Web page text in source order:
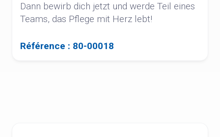
Dann bewirb dich jetzt und werde Teil eines
Teams, das Pflege mit Herz lebt!
Référence : 80-00018